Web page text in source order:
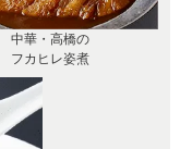
中華・高橋の
フカヒレ姿煮